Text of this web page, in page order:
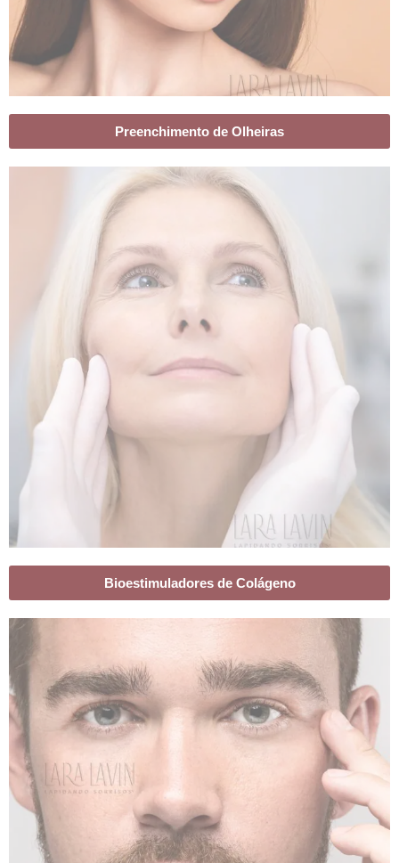
Preenchimento de Olheiras
Bioestimuladores de Colágeno